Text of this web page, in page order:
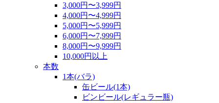
3,000円〜3,999円
4,000円〜4,999円
5,000円〜5,999円
6,000円〜7,999円
8,000円〜9,999円
10,000円以上
本数
1本(バラ)
缶ビール(1本)
ビンビール(レギュラー瓶)